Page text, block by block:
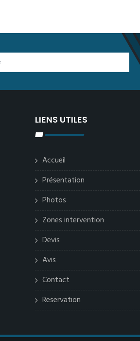
LIENS UTILES
Accueil
Présentation
Photos
Zones intervention
Devis
Avis
Contact
Reservation